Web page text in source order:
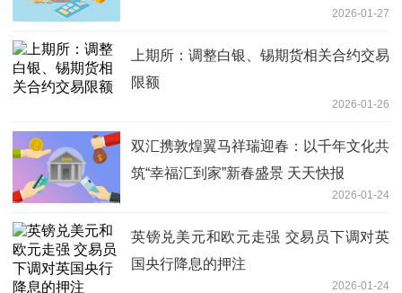
2026-01-27
上期所：调整白银、锡期货相关合约交易
限额
2026-01-26
双汇携敦煌翼马祥瑞迎春：以千年文化共
筑“幸福汇到家”新春盛景 天天快报
2026-01-24
英镑兑美元和欧元走强 交易员下调对英
国央行降息的押注
2026-01-24